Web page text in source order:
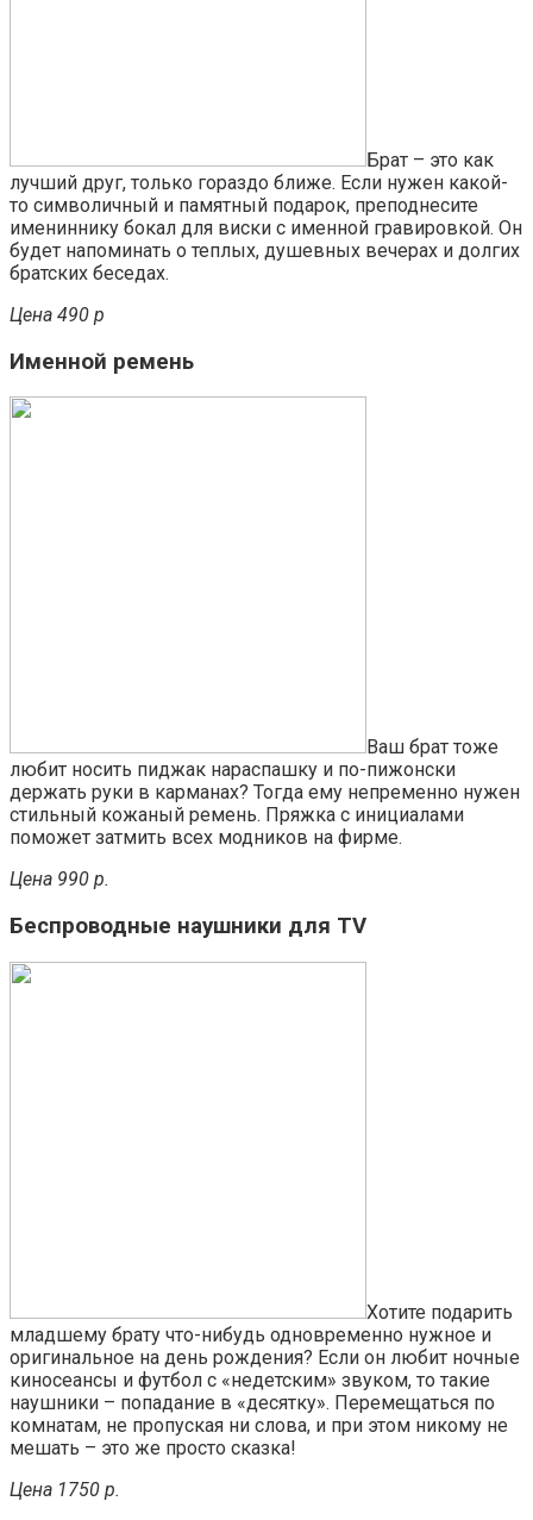
Брат – это как
лучший друг, только гораздо ближе. Если нужен какой-
то символичный и памятный подарок, преподнесите
имениннику бокал для виски с именной гравировкой. Он
будет напоминать о теплых, душевных вечерах и долгих
братских беседах.
Цена 490 р
Именной ремень
Ваш брат тоже
любит носить пиджак нараспашку и по-пижонски
держать руки в карманах? Тогда ему непременно нужен
стильный кожаный ремень. Пряжка с инициалами
поможет затмить всех модников на фирме.
Цена 990 р.
Беспроводные наушники для TV
Хотите подарить
младшему брату что-нибудь одновременно нужное и
оригинальное на день рождения? Если он любит ночные
киносеансы и футбол с «недетским» звуком, то такие
наушники – попадание в «десятку». Перемещаться по
комнатам, не пропуская ни слова, и при этом никому не
мешать – это же просто сказка!
Цена 1750 р.